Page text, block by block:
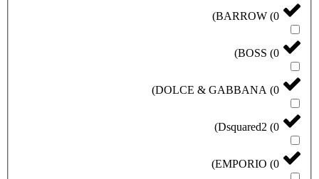
BARROW (0
)
BOSS (0
)
DOLCE & GABBANA (0
)
Dsquared2 (0
)
EMPORIO (0
)